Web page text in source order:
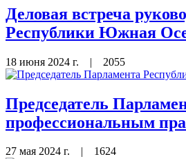
Деловая встреча
Республики Южная
18 июня 2024 г. | 2055
Председатель
профессиональным
27 мая 2024 г. | 1624